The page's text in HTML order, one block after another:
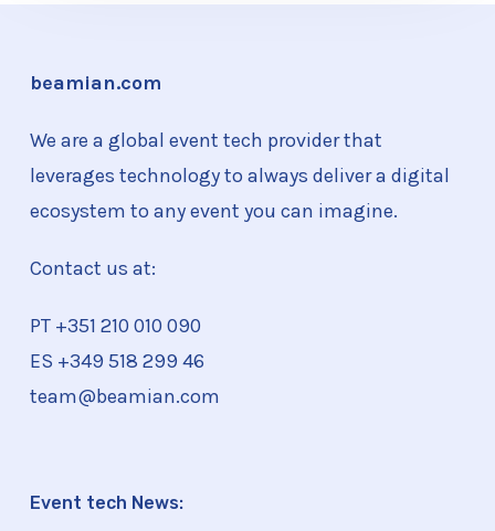
beamian.com
We are a global event tech provider that
leverages technology to always deliver a digital
ecosystem to any event you can imagine.
Contact us at:
PT +351 210 010 090
ES +349 518 299 46
team@beamian.com
Event tech News: